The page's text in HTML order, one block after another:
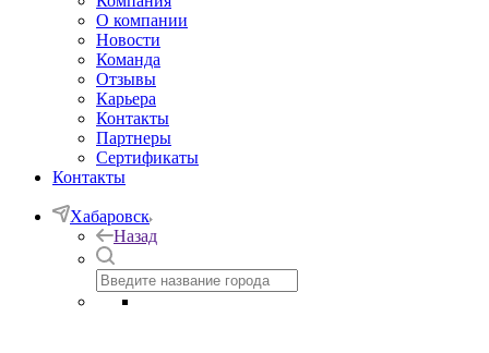
О компании
Новости
Команда
Отзывы
Карьера
Контакты
Партнеры
Сертификаты
Контакты
Хабаровск
Назад